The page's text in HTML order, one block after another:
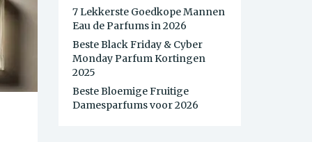
7 Lekkerste Goedkope Mannen
Eau de Parfums in 2026
Beste Black Friday & Cyber
Monday Parfum Kortingen
2025
Beste Bloemige Fruitige
Damesparfums voor 2026